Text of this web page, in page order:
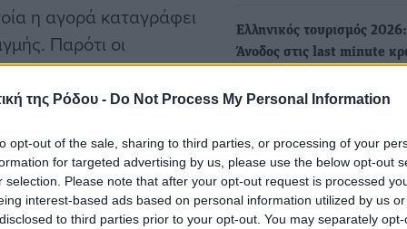
της Ρόδου - Do Not Process My Personal Information
opt-out of the sale, sharing to third parties, or processing of your
for targeted advertising by us, please use the below opt-out
selection. Please note that after your opt-out request is processed
interest-based ads based on personal information utilized by us
to third parties prior to your opt-out. You may separately
η αγορά καταγράφει
Παρότι οι
μοντέλο
του 2026, η
το τίμημά της.
όσο πλησιάζει η
να επιλέξουν το
Ελληνικός τουρισμός 2026:
Άνοδος στις last minute
Νοέμβριο
επιλέγουν την Ελλάδα,
διαφορετική προσέγγιση:
λαμβάνουν…